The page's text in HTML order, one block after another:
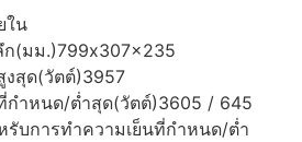
ใน
ก(มม.)799x307x235
งสุด(วัตต์)3957
กำหนด/ต่ำสุด(วัตต์)3605 / 645
รับการทำความเย็นที่กำหนด/ต่ำ